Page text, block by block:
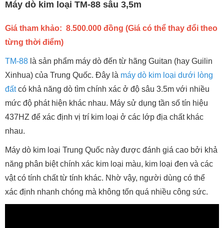
Máy dò kim loại TM-88 sâu 3,5m
Giá tham khảo: 8.500.000 đồng (Giá có thể thay đổi theo
từng thời điểm)
TM-88 là sản phẩm máy dò đến từ hãng Guitan (hay Guilin
Xinhua) của Trung Quốc. Đây là máy dò kim loại dưới lòng
đấtcó khả năng dò tìm chính xác ở độ sâu 3.5m với nhiều
mức độ phát hiện khác nhau. Máy sử dụng tần số tín hiệu
437HZ để xác định vị trí kim loại ở các lớp địa chất khác
nhau.
Máy dò kim loại Trung Quốc này được đánh giá cao bởi khả
năng phân biệt chính xác kim loại màu, kim loại đen và các
vật có tính chất từ tính khác. Nhờ vậy, người dùng có thể
xác định nhanh chóng mà không tốn quá nhiều công sức.